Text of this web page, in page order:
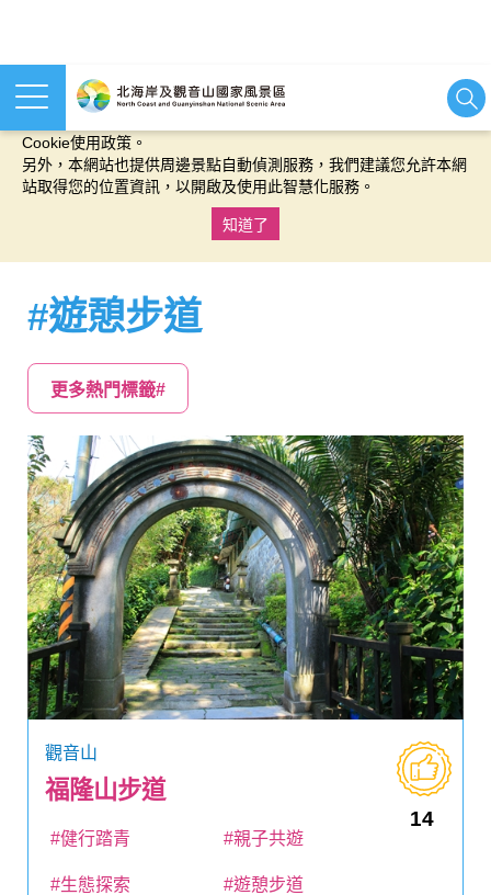
本網站使用cookies等相關技術以持續優化網站服務，並有助於為
Cookie使用政策。
另外，本網站也提供周邊景點自動偵測服務，我們建議您允許本網
站取得您的位置資訊，以開啟及使用此智慧化服務。
知道了
#遊憩步道
更多熱門標籤#
觀音山
福隆山步道
14
#健行踏青 #親子共遊
#生態探索 #遊憩步道